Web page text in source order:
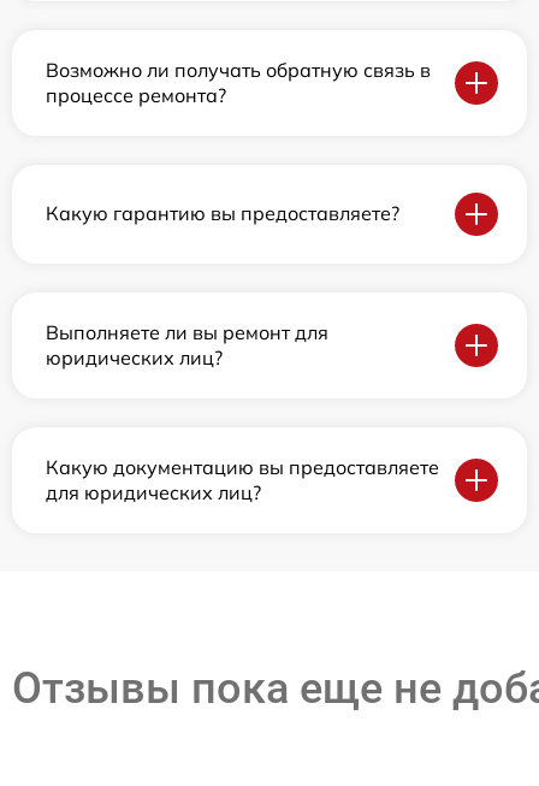
Возможно ли получать обратную связь в
процессе ремонта?
Какую гарантию вы предоставляете?
Выполняете ли вы ремонт для
юридических лиц?
Какую документацию вы предоставляете
для юридических лиц?
Отзывы пока еще не